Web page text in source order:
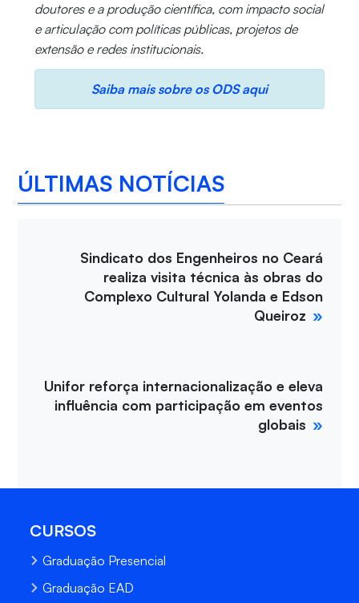
doutores e a produção científica, com impacto social
e articulação com políticas públicas, projetos de
extensão e redes institucionais.
Saiba mais sobre os ODS aqui
ÚLTIMAS NOTÍCIAS
Sindicato dos Engenheiros no Ceará
realiza visita técnica às obras do
Complexo Cultural Yolanda e Edson
Queiroz
Unifor reforça internacionalização e eleva
influência com participação em eventos
globais
CURSOS
Graduação Presencial
Graduação EAD